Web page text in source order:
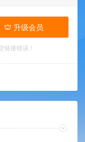
升级会员
链接错误！